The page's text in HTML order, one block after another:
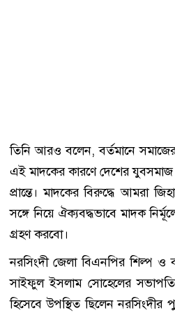
তিনি আরও বলেন, বর্তমানে
এই মাদকের কারণে দেশের
প্রান্তে। মাদকের বিরুদ্ধে আমরা
সঙ্গে নিয়ে ঐক্যবদ্ধভাবে মাদক
গ্রহণ করবো।
নরসিংদী জেলা বিএনপির শিল্প ও
সাইফুল ইসলাম সোহেলের
হিসেবে উপস্থিত ছিলেন